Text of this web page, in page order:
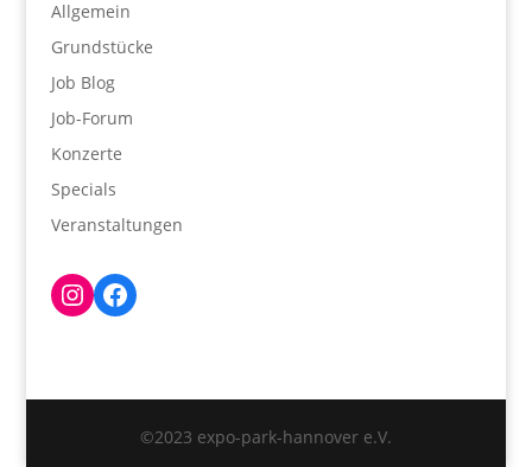
Allgemein
Grundstücke
Job Blog
Job-Forum
Konzerte
Specials
Veranstaltungen
Instagram
Facebook
©2023 expo-park-hannover e.V.